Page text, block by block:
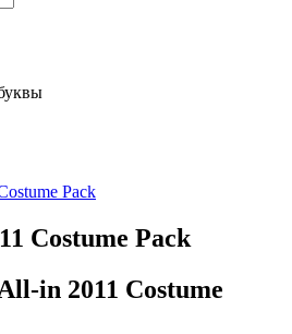
Pack
Costume Pack
in 2011 Costume